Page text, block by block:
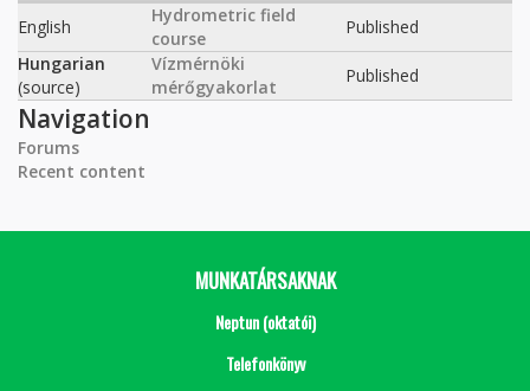
English
Hydrometric field
course
Published
Hungarian
(source)
Vízmérnöki
mérőgyakorlat
Published
Navigation
Forums
Recent content
MUNKATÁRSAKNAK
Neptun (oktatói)
Telefonkönyv